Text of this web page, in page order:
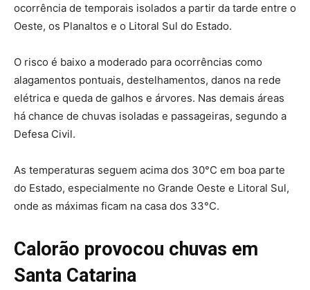
ocorrência de temporais isolados a partir da tarde entre o
Oeste, os Planaltos e o Litoral Sul do Estado.
O risco é baixo a moderado para ocorrências como
alagamentos pontuais, destelhamentos, danos na rede
elétrica e queda de galhos e árvores. Nas demais áreas
há chance de chuvas isoladas e passageiras, segundo a
Defesa Civil.
As temperaturas seguem acima dos 30°C em boa parte
do Estado, especialmente no Grande Oeste e Litoral Sul,
onde as máximas ficam na casa dos 33°C.
Calorão provocou chuvas em
Santa Catarina